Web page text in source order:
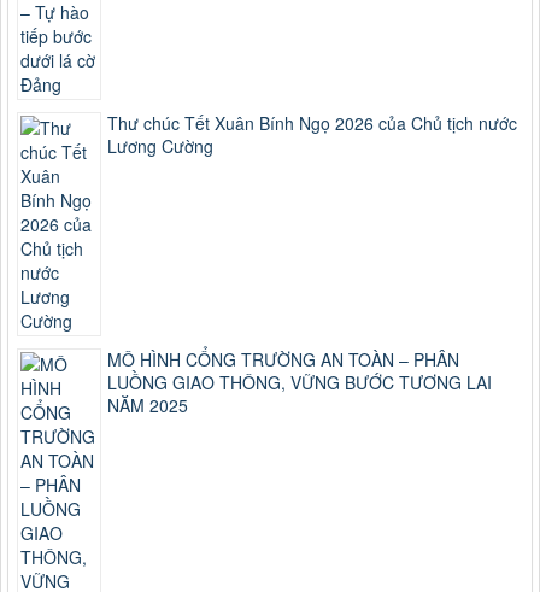
Thư chúc Tết Xuân Bính Ngọ 2026 của Chủ tịch nước
Lương Cường
MÔ HÌNH CỔNG TRƯỜNG AN TOÀN – PHÂN
LUỒNG GIAO THÔNG, VỮNG BƯỚC TƯƠNG LAI
NĂM 2025